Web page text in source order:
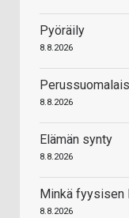
Pyöräily
8.8.2026
8.8.2026
Elämän synty
8.8.2026
Minkä
8.8.2026